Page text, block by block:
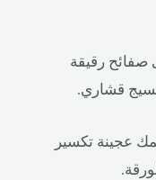
صفائح رقيقة
قشاري.
عجينة تكسير